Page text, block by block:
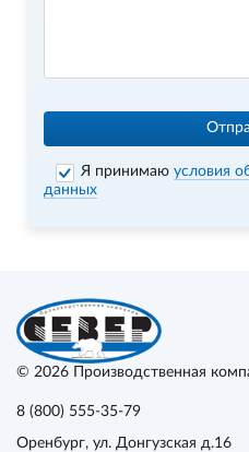
Я принимаюусловия
данных
© 2026 Производственная
8 (800) 555-35-79
Оренбург, ул. Донгузская д.16